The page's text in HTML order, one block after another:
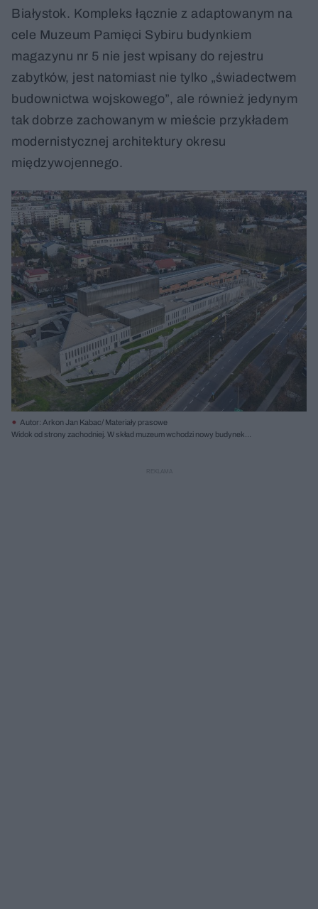
Białystok. Kompleks łącznie z adaptowanym na
cele Muzeum Pamięci Sybiru budynkiem
magazynu nr 5 nie jest wpisany do rejestru
zabytków, jest natomiast nie tylko „świadectwem
budownictwa wojskowego”, ale również jedynym
tak dobrze zachowanym w mieście przykładem
modernistycznej architektury okresu
międzywojennego.
Autor: Arkon Jan Kabac/ Materiały prasowe
Widok od strony zachodniej. W skład muzeum wchodzi nowy budynek